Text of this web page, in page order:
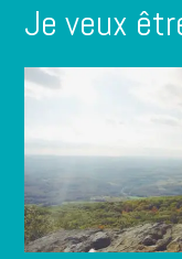
Je veux